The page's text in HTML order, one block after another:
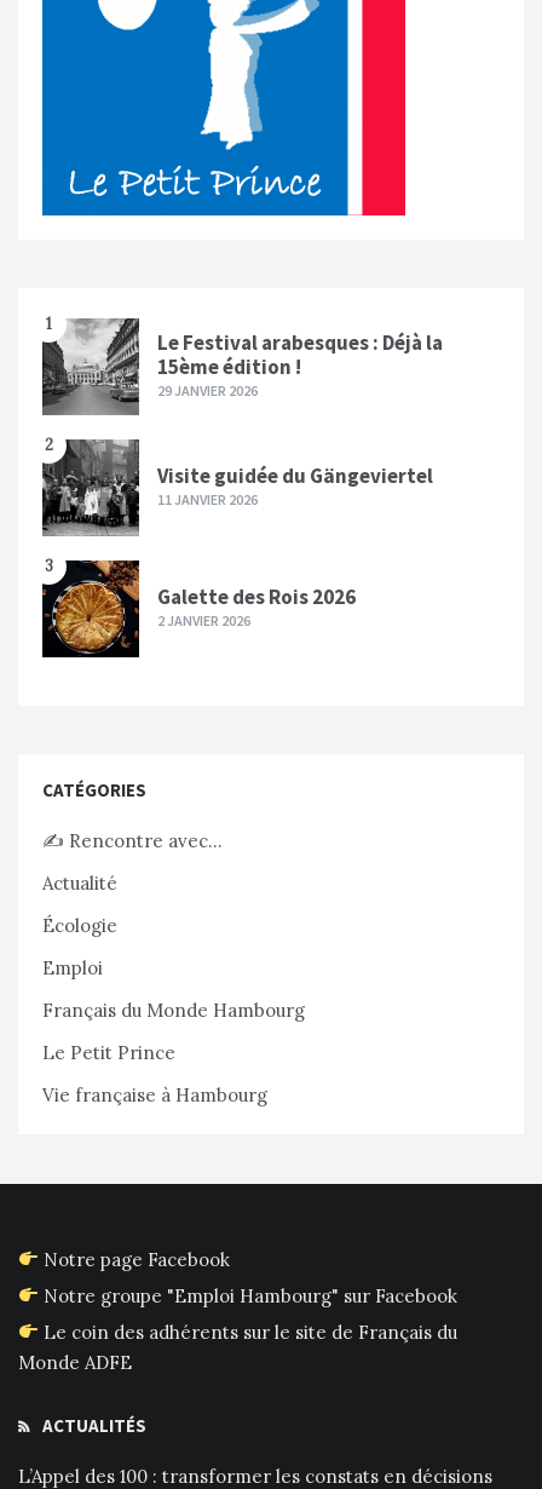
1
Le Festival arabesques : Déjà la
15ème édition !
29 JANVIER 2026
2
Visite guidée du Gängeviertel
11 JANVIER 2026
3
Galette des Rois 2026
2 JANVIER 2026
CATÉGORIES
✍️ Rencontre avec…
Actualité
Écologie
Emploi
Français du Monde Hambourg
Le Petit Prince
Vie française à Hambourg
Notre page Facebook
Notre groupe "Emploi Hambourg" sur Facebook
Le coin des adhérents sur le site de Français du
Monde ADFE
ACTUALITÉS
L’Appel des 100 : transformer les constats en décisions